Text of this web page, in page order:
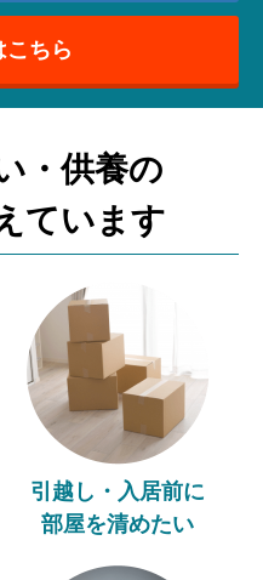
こちら
・供養の
ています
引越し・入居前に
部屋を清めたい